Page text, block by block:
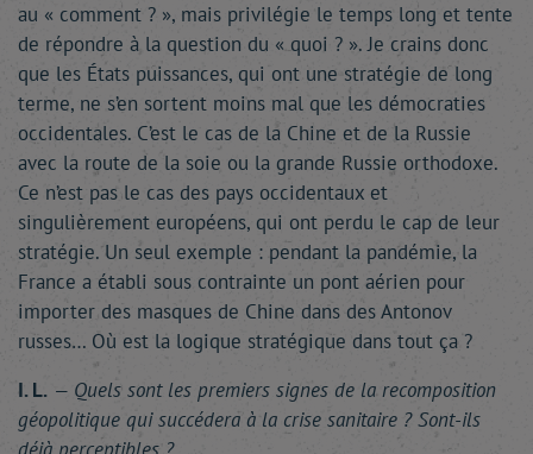
au « comment ? », mais privilégie le temps long et tente
de répondre à la question du « quoi ? ». Je crains donc
que les États puissances, qui ont une stratégie de long
terme, ne s’en sortent moins mal que les démocraties
occidentales. C’est le cas de la Chine et de la Russie
avec la route de la soie ou la grande Russie orthodoxe.
Ce n’est pas le cas des pays occidentaux et
singulièrement européens, qui ont perdu le cap de leur
stratégie. Un seul exemple : pendant la pandémie, la
France a établi sous contrainte un pont aérien pour
importer des masques de Chine dans des Antonov
russes… Où est la logique stratégique dans tout ça ?
I. L. — Quels sont les premiers signes de la recomposition
géopolitique qui succédera à la crise sanitaire ? Sont-ils